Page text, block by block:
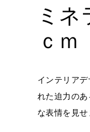
ミ
ｃｍ
インテリア
れた迫力の
な表情を見